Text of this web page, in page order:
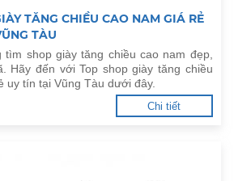
TĂNG CHIỀU CAO NAM GIÁ RẺ
TÀU
tìm shop giày tăng chiều cao nam đẹp,
Hãy đến với Top shop giày tăng chiều
uy tín tại Vũng Tàu dưới đây.
Chi tiết